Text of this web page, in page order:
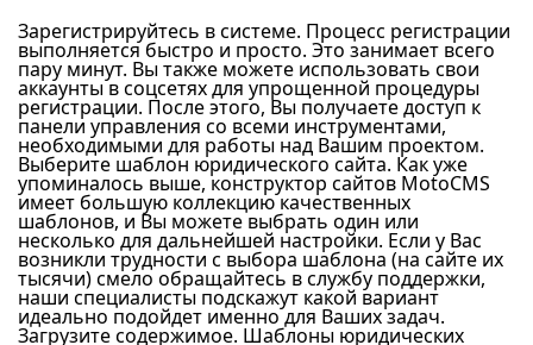
Зарегистрируйтесь в системе. Процесс регистрации
выполняется быстро и просто. Это занимает всего
пару минут. Вы также можете использовать свои
аккаунты в соцсетях для упрощенной процедуры
регистрации. После этого, Вы получаете доступ к
панели управления со всеми инструментами,
необходимыми для работы над Вашим проектом.
Выберите шаблон юридического сайта. Как уже
упоминалось выше, конструктор сайтов MotoCMS
имеет большую коллекцию качественных
шаблонов, и Вы можете выбрать один или
несколько для дальнейшей настройки. Если у Вас
возникли трудности с выбора шаблона (на сайте их
тысячи) смело обращайтесь в службу поддержки,
наши специалисты подскажут какой вариант
идеально подойдет именно для Ваших задач.
Загрузите содержимое. Шаблоны юридических